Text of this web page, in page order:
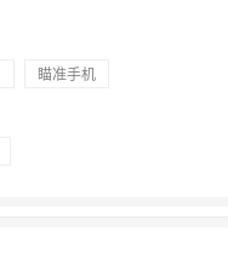
瞄准手机